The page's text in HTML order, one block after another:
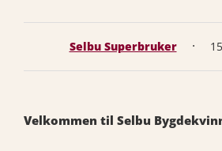
Selbu Superbruker ·
Velkommen til Selbu